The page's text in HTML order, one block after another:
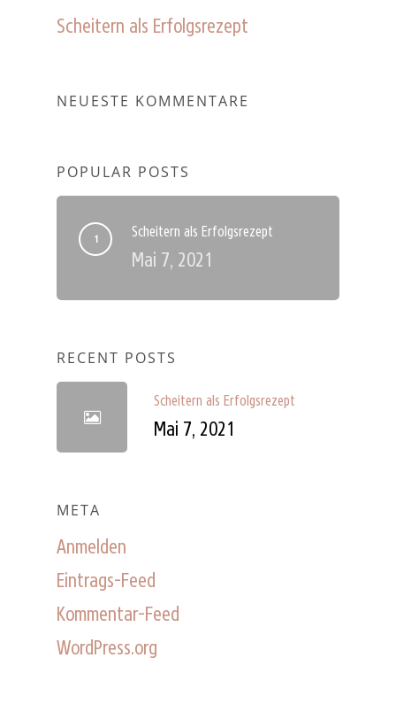
Scheitern als Erfolgsrezept
NEUESTE KOMMENTARE
POPULAR POSTS
Scheitern als Erfolgsrezept
Mai 7, 2021
RECENT POSTS
Scheitern als Erfolgsrezept
Mai 7, 2021
META
Anmelden
Eintrags-Feed
Kommentar-Feed
WordPress.org